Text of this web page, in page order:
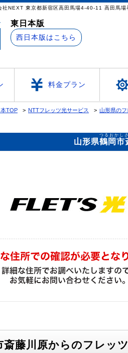
本販売代理店 株式会社NEXT 東京都新宿区高田馬場4-40-
東日本版
西日本版はこちら
料金プラン
TOP NTTフレッツ光サービス 山形県のフ
山形県鶴岡市
つるおかし
斎藤川原からのフレッ